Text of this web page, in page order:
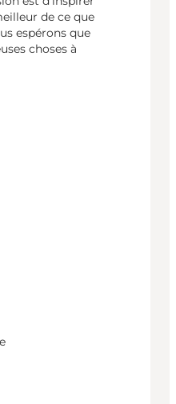
de ce que
espérons que
choses à